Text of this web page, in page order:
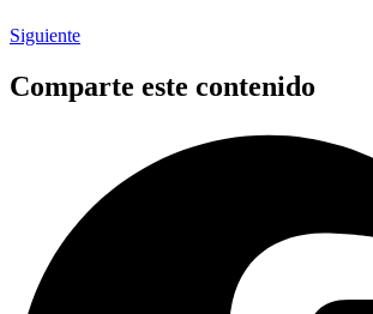
Siguiente
Comparte este contenido